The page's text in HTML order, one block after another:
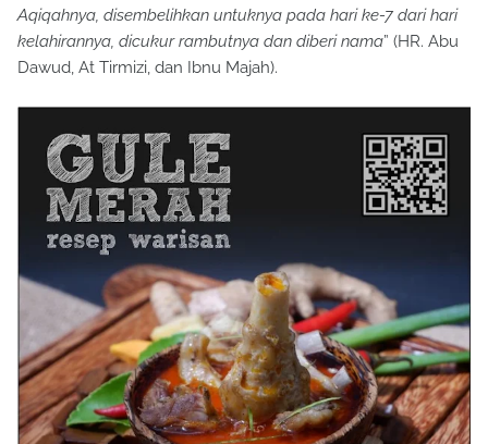
Aqiqahnya, disembelihkan untuknya pada hari ke-7 dari hari
kelahirannya, dicukur rambutnya dan diberi nama” (HR. Abu
Dawud, At Tirmizi, dan Ibnu Majah).